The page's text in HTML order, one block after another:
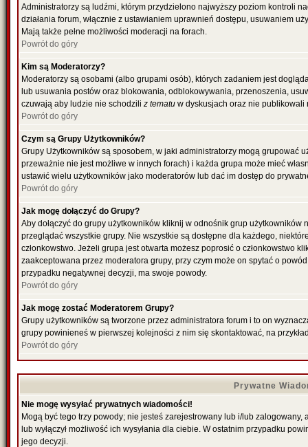
Administratorzy są ludźmi, którym przydzielono najwyższy poziom kontroli
działania forum, włącznie z ustawianiem uprawnień dostępu, usuwaniem
Mają także pełne możliwości moderacji na forach.
Powrót do góry
Kim są Moderatorzy?
Moderatorzy są osobami (albo grupami osób), których zadaniem jest
lub usuwania postów oraz blokowania, odblokowywania, przenoszenia,
czuwają aby ludzie nie schodzili z tematu w dyskusjach oraz nie publikowali
Powrót do góry
Czym są Grupy Użytkowników?
Grupy Użytkowników są sposobem, w jaki administratorzy mogą grupować
przeważnie nie jest możliwe w innych forach) i każda grupa może mieć
ustawić wielu użytkowników jako moderatorów lub dać im dostęp do
Powrót do góry
Jak mogę dołączyć do Grupy?
Aby dołączyć do grupy użytkowników kliknij w odnośnik grup
przeglądać wszystkie grupy. Nie wszystkie są dostępne dla każdego,
członkowstwo. Jeżeli grupa jest otwarta możesz poprosić o członkowstwo
zaakceptowana przez moderatora grupy, przy czym może on spytać o
przypadku negatywnej decyzji, ma swoje powody.
Powrót do góry
Jak mogę zostać Moderatorem Grupy?
Grupy użytkowników są tworzone przez administratora forum i to on
grupy powinieneś w pierwszej kolejności z nim się skontaktować, na
Powrót do góry
Prywatne
Nie mogę wysyłać prywatnych wiadomości!
Mogą być tego trzy powody; nie jesteś zarejestrowany lub i/lub zalogowany,
lub wyłączył możliwość ich wysyłania dla ciebie. W ostatnim przypadku
jego decyzji.